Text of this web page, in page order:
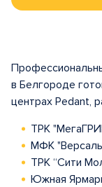
в Белгороде
центрах Pedant,
ТРК
МФК
ТРК “Сити
Южная